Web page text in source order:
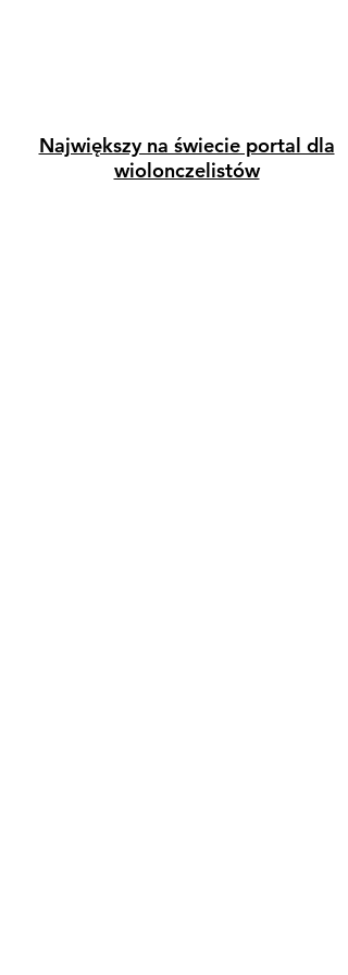
Największy na świecie portal dla
wiolonczelistów